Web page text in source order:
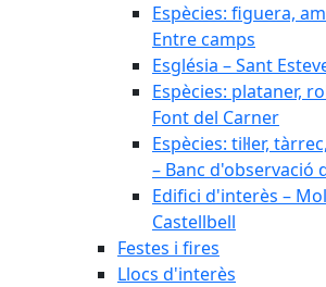
Espècies: figuera,
Entre camps
Església – Sant
Espècies: plataner,
Font del Carner
Espècies: til·ler,
– Banc d'observació
Edifici d'interès –
Castellbell
Festes i fires
Llocs d'interès